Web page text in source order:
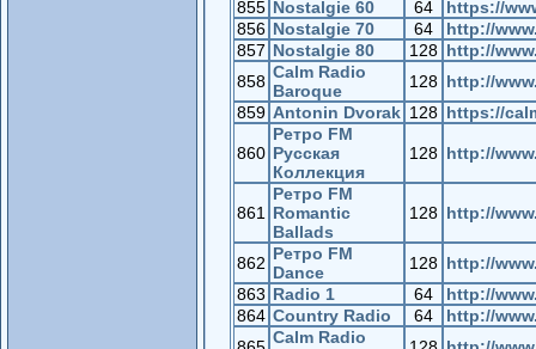
855 Nostalgie 60 64
https://
856 Nostalgie 70 64
http://
857 Nostalgie 80 128 http://
858 Calm Radio
Baroque
128 http://
859 Antonin Dvorak 128 https://
860
Ретро FM
Русская
Коллекция
128 http://
861
Ретро FM
Romantic
Ballads
128 http://
862 Ретро FM
Dance
128 http://
863 Radio 1 64
http://
864 Country Radio 64
http://
Calm Radio